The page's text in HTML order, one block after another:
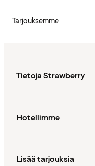
Tarjouksemme
Tietoja Strawberry
Hotellimme
Lisää tarjouksia